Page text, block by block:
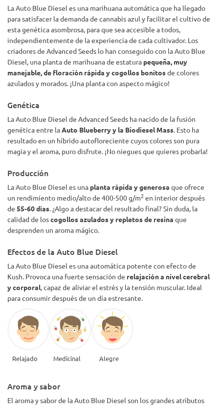
La Auto Blue Diesel es una marihuana automática que ha llegado
para satisfacer la demanda de cannabis azul y facilitar el cultivo de
esta genética asombrosa, para que sea accesible a todos,
independientemente de la experiencia de cada cultivador. Los
criadores de Advanced Seeds lo han conseguido con la Auto Blue
Diesel, una planta de marihuana de estatura pequeña, muy
manejable, de floración rápida y cogollos bonitosde colores
azulados y morados. ¡Una planta con aspecto mágico!
Genética
La Auto Blue Diesel de Advanced Seeds ha nacido de la fusión
genética entre laAuto Blueberry y la Biodiesel Mass. Esto ha
resultado en un híbrido autofloreciente cuyos colores son pura
magia y el aroma, puro disfrute. ¡No niegues que quieres probarla!
Producción
La Auto Blue Diesel es una planta rápida y generosa que ofrece
un rendimiento medio/alto de 400-500 g/m2 en interior después
de 55-60 días. ¿Algo a destacar del resultado final? Sin duda, la
calidad de loscogollos azulados y repletos de resina que
desprenden un aroma mágico.
Efectos de la Auto Blue Diesel
La Auto Blue Diesel es una automática potente con efecto de
Kush. Provoca una fuerte sensación de relajación a nivel cerebral
y corporal, capaz de aliviar el estrés y la tensión muscular. Ideal
para consumir después de un día estresante.
Relajado Medicinal Alegre
Aroma y sabor
El aroma y sabor de la Auto Blue Diesel son los grandes atributos